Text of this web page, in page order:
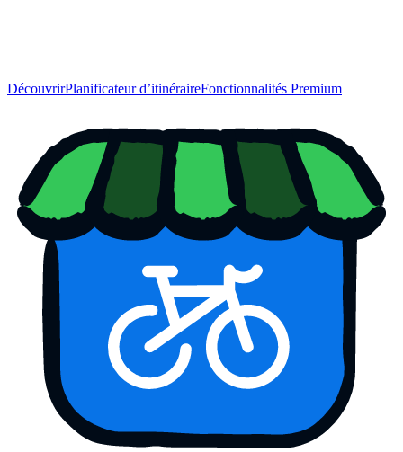
DécouvrirPlanificateur d’itinéraireFonctionnalités Premium